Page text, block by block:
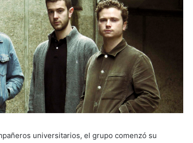
universitarios, el grupo comenzó su